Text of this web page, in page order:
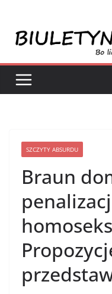
treści
SZCZYTY ABSURDU
Braun